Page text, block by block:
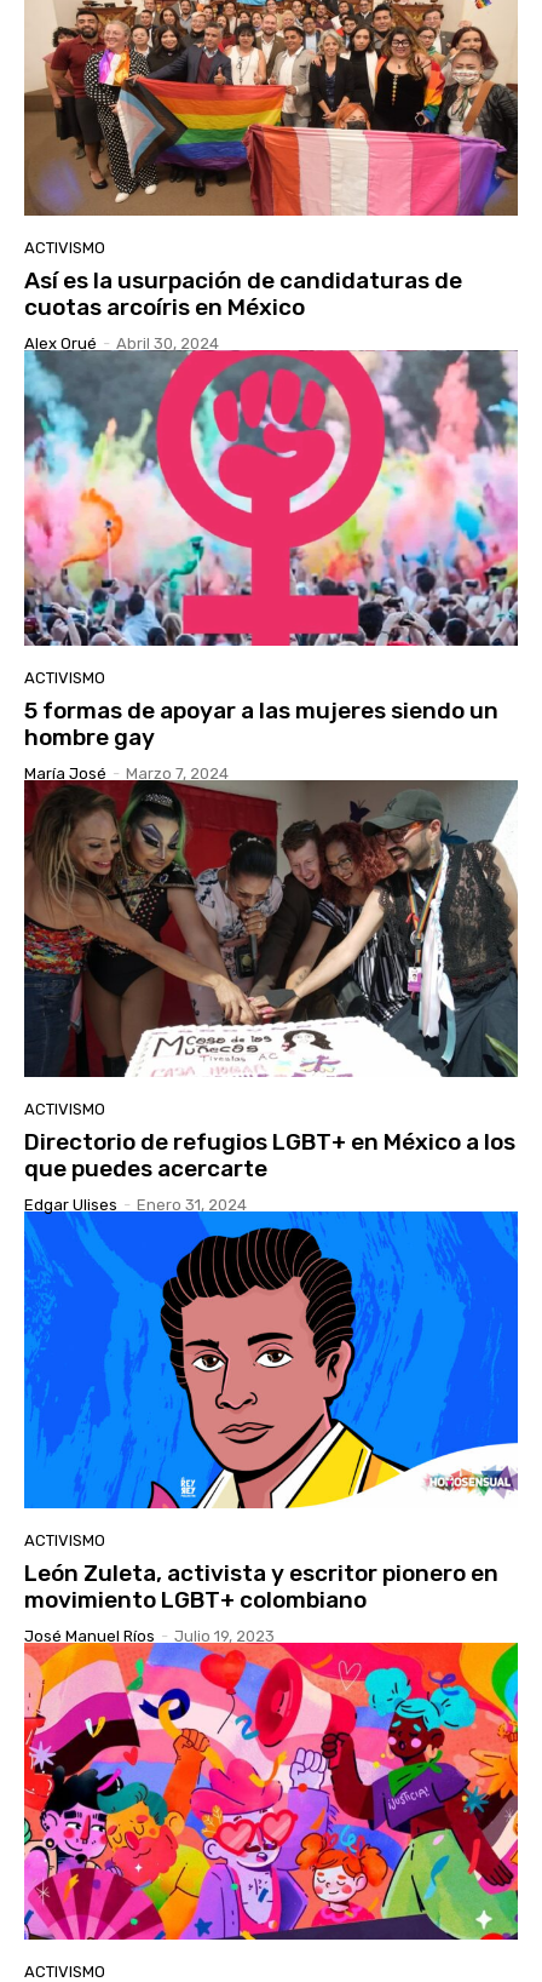
ACTIVISMO
Así es la usurpación de candidaturas de
cuotas arcoíris en México
Alex Orué - Abril 30, 2024
ACTIVISMO
5 formas de apoyar a las mujeres siendo un
hombre gay
María José - Marzo 7, 2024
ACTIVISMO
Directorio de refugios LGBT+ en México a los
que puedes acercarte
Edgar Ulises - Enero 31, 2024
ACTIVISMO
León Zuleta, activista y escritor pionero en
movimiento LGBT+ colombiano
José Manuel Ríos - Julio 19, 2023
ACTIVISMO